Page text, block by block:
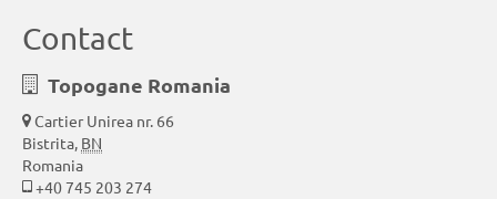
Contact
Topogane Romania
Cartier Unirea nr. 66
Bistrita, BN
Romania
+40 745 203 274